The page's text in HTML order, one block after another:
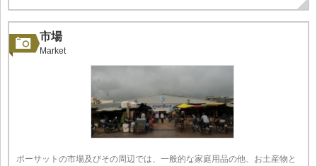
市場
Market
ポーサットの市場及びその周辺では、一般的な家庭用品の他、お土産物と